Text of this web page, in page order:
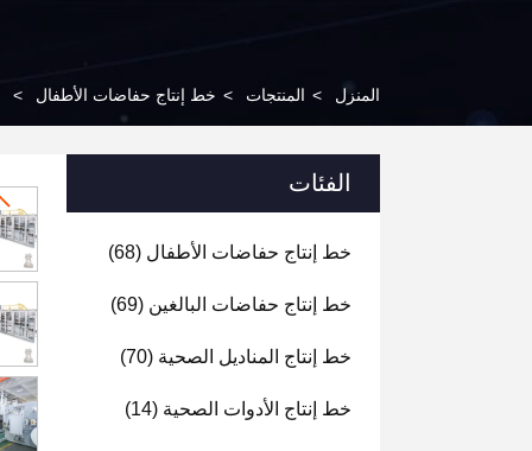
المنزل > المنتجات > خط إنتاج حفاضات الأطفال >
الفئات
خط إنتاج حفاضات الأطفال (68)
خط إنتاج حفاضات البالغين (69)
خط إنتاج المناديل الصحية (70)
خط إنتاج الأدوات الصحية (14)